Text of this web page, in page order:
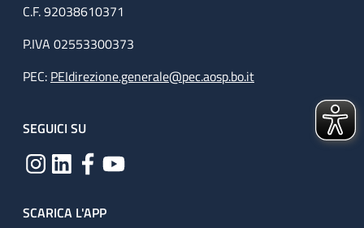
C.F. 92038610371
P.IVA 02553300373
PEC: PEIdirezione.generale@pec.aosp.bo.it
SEGUICI SU
SCARICA L'APP